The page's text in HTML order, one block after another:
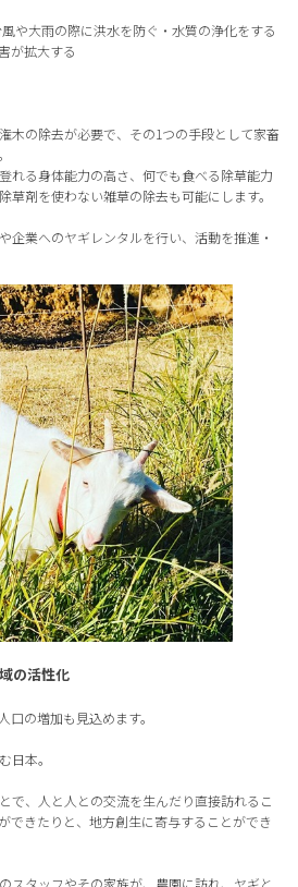
や大雨の際に洪水を防ぐ・水質の浄化をする
が拡大する
木の除去が必要で、その1つの手段として家畜
れる身体能力の高さ、何でも食べる除草能力
草剤を使わない雑草の除去も可能にします。
企業へのヤギレンタルを行い、活動を推進・
の活性化
口の増加も見込めます。
日本。
で、人と人との交流を生んだり直接訪れるこ
できたりと、地方創生に寄与することができ
スタッフやその家族が、農園に訪れ、ヤギと